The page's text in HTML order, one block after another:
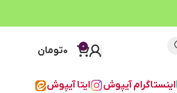
0
0تومان
اینستاگرام آیپوش ایتا آیپوش